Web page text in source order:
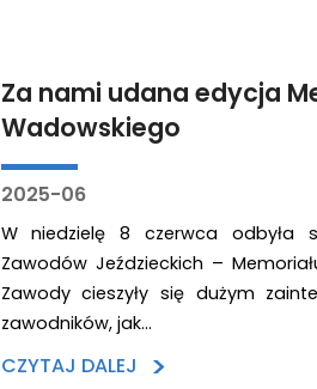
Za nami udana edycja
Wadowskiego
2025-06
W niedzielę 8 czerwca odbyła
Zawodów Jeździeckich –
Zawody cieszyły się dużym
zawodników, jak…
CZYTAJ DALEJ >